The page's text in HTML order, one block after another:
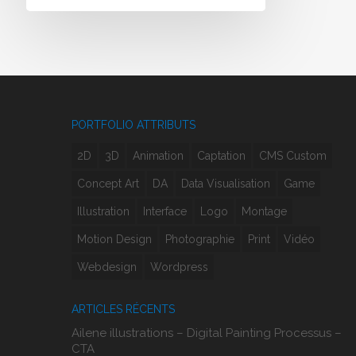
PORTFOLIO ATTRIBUTS
2D 3D Animation Captation CMS Custom
Concept Art DA Data Visualisation Game
Illustration Interface Logo Montage
Motion Design Photographie Print Vidéo
Webdesign Wordpress
ARTICLES RÉCENTS
Ailene illustrations – Digital Painting Processus –
CTA